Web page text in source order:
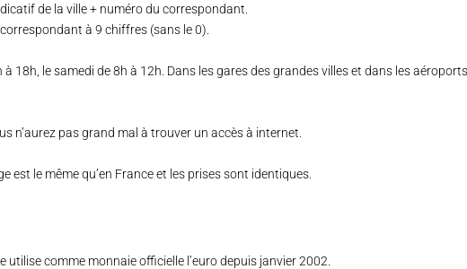
de la ville + numéro du correspondant.
à 9 chiffres (sans le 0).
18h, le samedi de 8h à 12h. Dans les gares des grandes villes et dans les
n’aurez pas grand mal à trouver un accès à internet.
est le même qu’en France et les prises sont identiques.
utilise comme monnaie officielle l’euro depuis janvier 2002.